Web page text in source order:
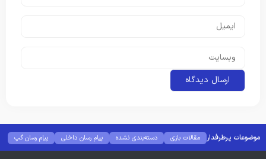
موضوعات پرطرفدار مقالات بازی دسته‌بندی نشده پیام رسان داخلی
پیام رسان گپ
بهترین گجت ها
هوش مصنوعی رفع خطا و ارور